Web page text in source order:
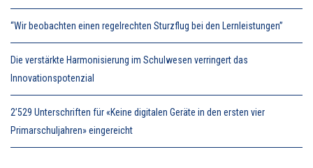
“Wir beobachten einen regelrechten Sturzflug bei den Lernleistungen”
Die verstärkte Harmonisierung im Schulwesen verringert das
Innovationspotenzial
2’529 Unterschriften für «Keine digitalen Geräte in den ersten vier
Primarschuljahren» eingereicht